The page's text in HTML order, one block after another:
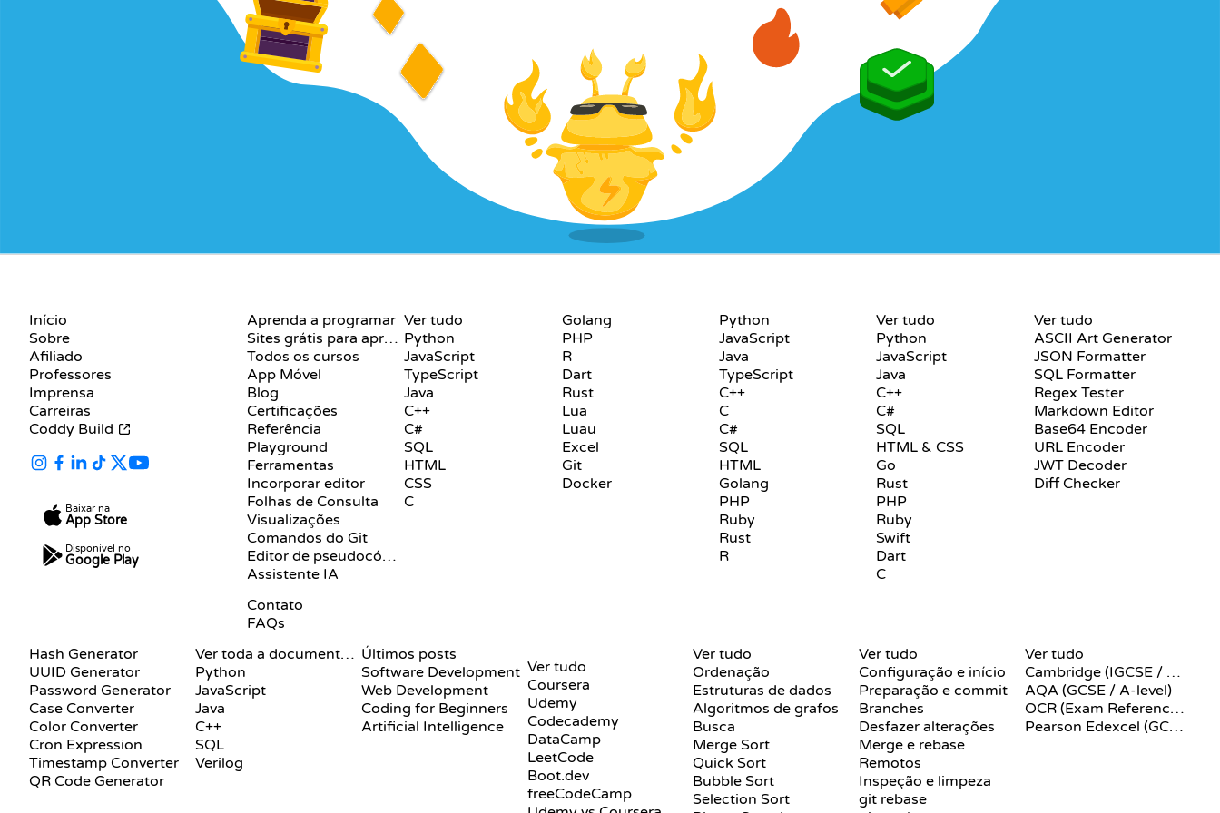
Início
Sobre
Afiliado
Professores
Imprensa
Carreiras
Coddy Build
Baixar na
App Store
Disponível no
Google Play
Aprenda a programar
Sites grátis para aprender a programar
Todos os cursos
App Móvel
Blog
Certificações
Referência
Playground
Ferramentas
Incorporar editor
Folhas de Consulta
Visualizações
Comandos do Git
Editor de pseudocódigo
Assistente IA
Contato
FAQs
Ver tudo
Python
JavaScript
TypeScript
Java
C++
C#
SQL
HTML
CSS
C
Golang
PHP
R
Dart
Rust
Lua
Luau
Excel
Git
Docker
Python
JavaScript
Java
TypeScript
C++
C
C#
SQL
HTML
Golang
PHP
Ruby
Rust
R
Ver tudo
Python
JavaScript
Java
C++
C#
SQL
HTML & CSS
Go
Rust
PHP
Ruby
Swift
Dart
C
Ver tudo
ASCII Art Generator
JSON Formatter
SQL Formatter
Regex Tester
Markdown Editor
Base64 Encoder
URL Encoder
JWT Decoder
Diff Checker
Hash Generator
UUID Generator
Password Generator
Case Converter
Color Converter
Cron Expression
Timestamp Converter
QR Code Generator
Ver toda a documentação
Python
JavaScript
Java
C++
SQL
Verilog
Últimos posts
Software Development
Web Development
Coding for Beginners
Artificial Intelligence
Ver tudo
Coursera
Udemy
Codecademy
DataCamp
LeetCode
Boot.dev
freeCodeCamp
Ver tudo
Ordenação
Estruturas de dados
Algoritmos de grafos
Busca
Merge Sort
Quick Sort
Bubble Sort
Selection Sort
Ver tudo
Configuração e início
Preparação e commit
Branches
Desfazer alterações
Merge e rebase
Remotos
Inspeção e limpeza
git rebase
Ver tudo
Cambridge (IGCSE / A-Level)
AQA (GCSE / A-level)
OCR (Exam Reference Language)
Pearson Edexcel (GCSE)